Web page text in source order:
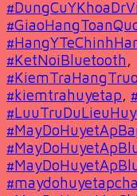
#KetNoiBluetooth,
#kiemtrahuyetap,